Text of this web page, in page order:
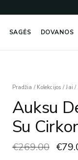
SAGĖS DOVANOS
Pradžia / Kolekcijos / Jai /
Auksu
Su
€269.00
was:
€
produkto
Auksu
Dengti
Sidabriniai
Auskarai
Su